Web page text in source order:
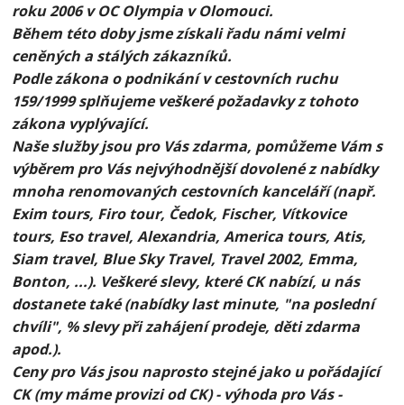
roku 2006 v OC Olympia v Olomouci.
Během této doby jsme získali řadu námi velmi
ceněných a stálých zákazníků.
Podle zákona o podnikání v cestovních ruchu
159/1999 splňujeme veškeré požadavky z tohoto
zákona vyplývající.
Naše služby jsou pro Vás zdarma, pomůžeme Vám s
výběrem pro Vás nejvýhodnější dovolené z nabídky
mnoha renomovaných cestovních kanceláří (např.
Exim tours, Firo tour, Čedok, Fischer, Vítkovice
tours, Eso travel, Alexandria, America tours, Atis,
Siam travel, Blue Sky Travel, Travel 2002, Emma,
Bonton, ...). Veškeré slevy, které CK nabízí, u nás
dostanete také (nabídky last minute, "na poslední
chvíli", % slevy při zahájení prodeje, děti zdarma
apod.).
Ceny pro Vás jsou naprosto stejné jako u pořádající
CK (my máme provizi od CK) - výhoda pro Vás -